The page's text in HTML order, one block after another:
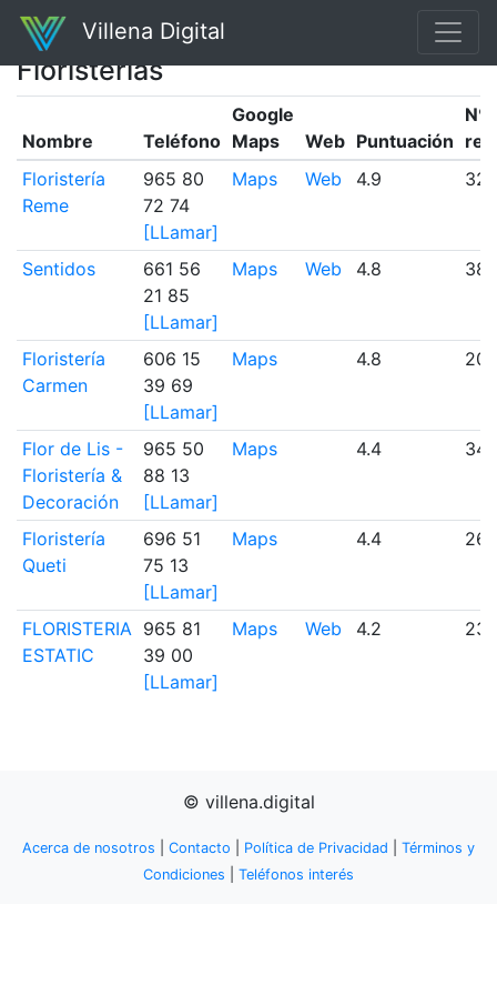
Villena Digital
Floristerias
Nombre Teléfono
Google
Maps
Web Puntuación
Nº
Floristería
Reme
965 80
72 74
[LLamar]
Maps Web 4.9 32
Sentidos
661 56
21 85
[LLamar]
Maps Web 4.8 38
Floristería
Carmen
606 15
39 69
[LLamar]
Maps 4.8 20
Flor de Lis -
Floristería &
Decoración
965 50
88 13
[LLamar]
Maps 4.4 34
Floristería
Queti
696 51
75 13
[LLamar]
Maps 4.4 26
FLORISTERIA
ESTATIC
965 81
39 00
[LLamar]
Maps Web 4.2 23
© villena.digital
Acerca de nosotros Contacto Política de Privacidad
Términos y
Condiciones
Teléfonos interés